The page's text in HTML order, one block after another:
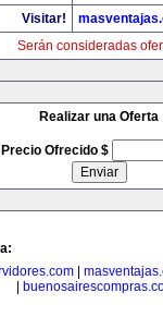
Visitar!
Serán consideradas
Realizar una Oferta
Precio Ofrecido $